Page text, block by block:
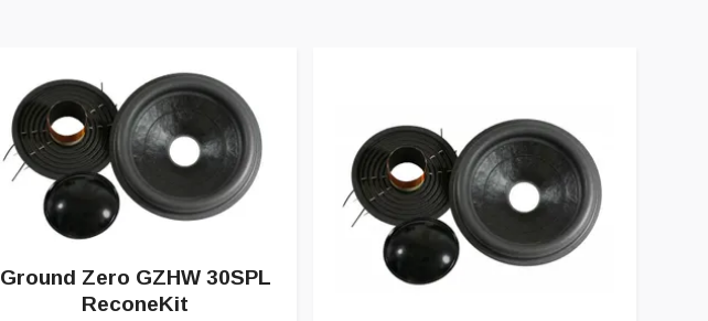
Ground Zero GZHW 30SPL
ReconeKit